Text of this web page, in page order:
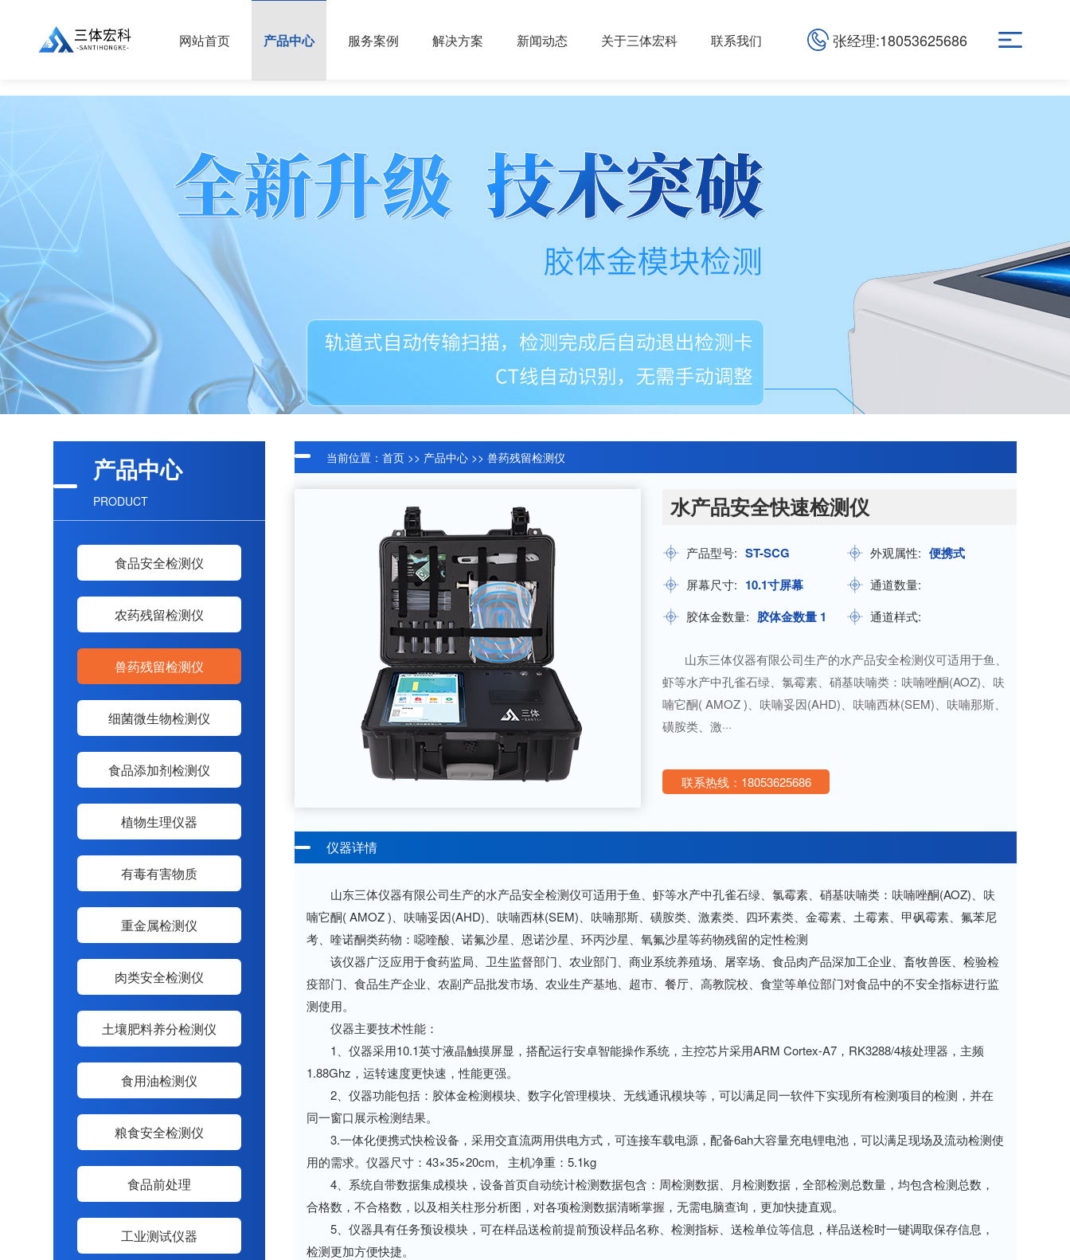
网站首页 产品中心 服务案例 解决方案 新闻动态 关于三体宏科 联系我们 张经理:18053625686
产品中心
PRODUCT
食品安全检测仪
农药残留检测仪
兽药残留检测仪
细菌微生物检测仪
食品添加剂检测仪
植物生理仪器
有毒有害物质
重金属检测仪
肉类安全检测仪
土壤肥料养分检测仪
食用油检测仪
粮食安全检测仪
食品前处理
工业测试仪器
当前位置： 首页>> 产品中心>> 兽药残留检测仪
水产品安全快速检测仪
产品型号: ST-SCG 外观属性: 便携式
屏幕尺寸: 10.1寸屏幕
通道数量:
胶体金数量: 胶体金数量 1 通道样式:
山东三体仪器有限公司生产的水产品安全检测仪可适用于鱼、
虾等水产中孔雀石绿、氯霉素、硝基呋喃类：呋喃唑酮(AOZ)、呋
喃它酮( AMOZ )、呋喃妥因(AHD)、呋喃西林(SEM)、呋喃那斯、
磺胺类、激···
联系热线：18053625686
仪器详情
山东三体仪器有限公司生产的水产品安全检测仪可适用于鱼、虾等水产中孔雀石绿、氯霉素、硝基呋喃类：呋喃唑酮(AOZ)、呋
喃它酮( AMOZ )、呋喃妥因(AHD)、呋喃西林(SEM)、呋喃那斯、磺胺类、激素类、四环素类、金霉素、土霉素、甲砜霉素、氟苯尼
考、喹诺酮类药物：噁喹酸、诺氟沙星、恩诺沙星、环丙沙星、氧氟沙星等药物残留的定性检测
该仪器广泛应用于食药监局、卫生监督部门、农业部门、商业系统养殖场、屠宰场、食品肉产品深加工企业、畜牧兽医、检验检
疫部门、食品生产企业、农副产品批发市场、农业生产基地、超市、餐厅、高教院校、食堂等单位部门对食品中的不安全指标进行监
测使用。
仪器主要技术性能：
1、仪器采用10.1英寸液晶触摸屏显，搭配运行安卓智能操作系统，主控芯片采用ARM Cortex-A7，RK3288/4核处理器，主频
1.88Ghz，运转速度更快速，性能更强。
2、仪器功能包括：胶体金检测模块、数字化管理模块、无线通讯模块等，可以满足同一软件下实现所有检测项目的检测，并在
同一窗口展示检测结果。
3.一体化便携式快检设备，采用交直流两用供电方式，可连接车载电源，配备6ah大容量充电锂电池，可以满足现场及流动检测使
用的需求。仪器尺寸：43×35×20cm, 主机净重：5.1kg
4、系统自带数据集成模块，设备首页自动统计检测数据包含：周检测数据、月检测数据，全部检测总数量，均包含检测总数，
合格数，不合格数，以及相关柱形分析图，对各项检测数据清晰掌握，无需电脑查询，更加快捷直观。
5、仪器具有任务预设模块，可在样品送检前提前预设样品名称、检测指标、送检单位等信息，样品送检时一键调取保存信息，
检测更加方便快捷。